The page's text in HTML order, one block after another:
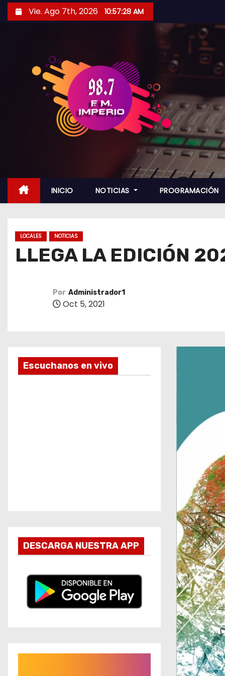
i
Vie. Ago 7th, 2026 10:57:30 AM
INICIO NOTICIAS PROGRAMACIÓN
LOCALES NOTICIAS
LLEGA LA EDICIÓN
Por Administrador1
Oct 5, 2021
Escuchanos en vivo
DESCARGA NUESTRA APP